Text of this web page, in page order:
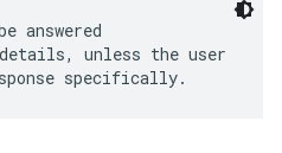
answered
unless the user